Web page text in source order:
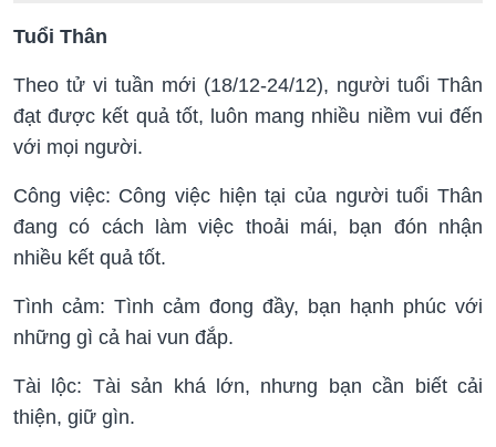
Tuổi Thân
Theo tử vi tuần mới (18/12-24/12), người tuổi Thân
đạt được kết quả tốt, luôn mang nhiều niềm vui đến
với mọi người.
Công việc: Công việc hiện tại của người tuổi Thân
đang có cách làm việc thoải mái, bạn đón nhận
nhiều kết quả tốt.
Tình cảm: Tình cảm đong đầy, bạn hạnh phúc với
những gì cả hai vun đắp.
Tài lộc: Tài sản khá lớn, nhưng bạn cần biết cải
thiện, giữ gìn.